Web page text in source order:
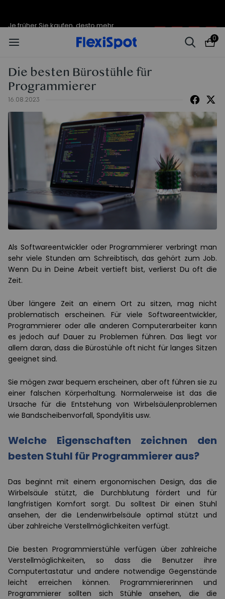
Rabatt
0
Die besten Bürostühle für
Programmierer
16.08.2023
Als Softwareentwickler oder Programmierer verbringt man
sehr viele Stunden am Schreibtisch, das gehört zum Job.
Wenn Du in Deine Arbeit vertieft bist, verlierst Du oft die
Zeit.
Über längere Zeit an einem Ort zu sitzen, mag nicht
problematisch erscheinen. Für viele Softwareentwickler,
Programmierer oder alle anderen Computerarbeiter kann
es jedoch auf Dauer zu Problemen führen. Das liegt vor
allem daran, dass die Bürostühle oft nicht für langes Sitzen
geeignet sind.
Sie mögen zwar bequem erscheinen, aber oft führen sie zu
einer falschen Körperhaltung. Normalerweise ist das die
Ursache für die Entstehung von Wirbelsäulenproblemen
wie Bandscheibenvorfall, Spondylitis usw.
Welche Eigenschaften zeichnen den
besten Stuhl für Programmierer aus?
Das beginnt mit einem ergonomischen Design, das die
Wirbelsäule stützt, die Durchblutung fördert und für
langfristigen Komfort sorgt. Du solltest Dir einen Stuhl
ansehen, der die Lendenwirbelsäule optimal stützt und
über zahlreiche Verstellmöglichkeiten verfügt.
Die besten Programmierstühle verfügen über zahlreiche
Verstellmöglichkeiten, so dass die Benutzer ihre
Computertastatur und andere notwendige Gegenstände
leicht erreichen können. Programmiererinnen und
Programmierer sollten sich Stühle ansehen, die die